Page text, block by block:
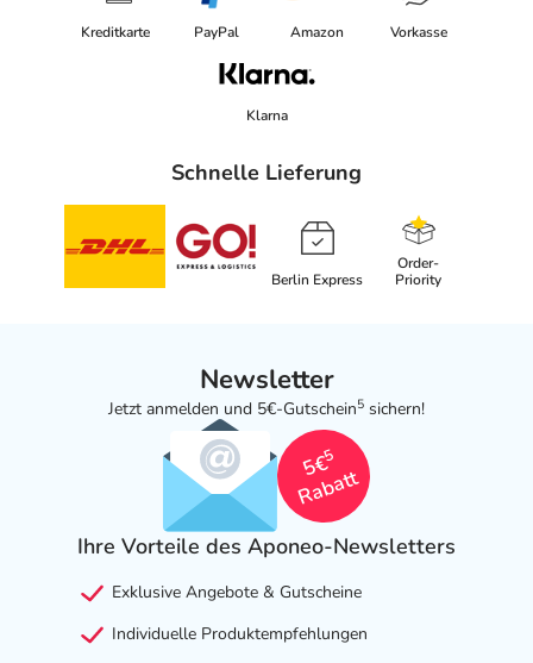
Kreditkarte PayPal Amazon Vorkasse
Klarna
Schnelle Lieferung
Berlin Express
Order-
Priority
Newsletter
Jetzt anmelden und 5€-Gutschein5 sichern!
5€
5
Rabatt
Ihre Vorteile des Aponeo-Newsletters
Exklusive Angebote & Gutscheine
Individuelle Produktempfehlungen